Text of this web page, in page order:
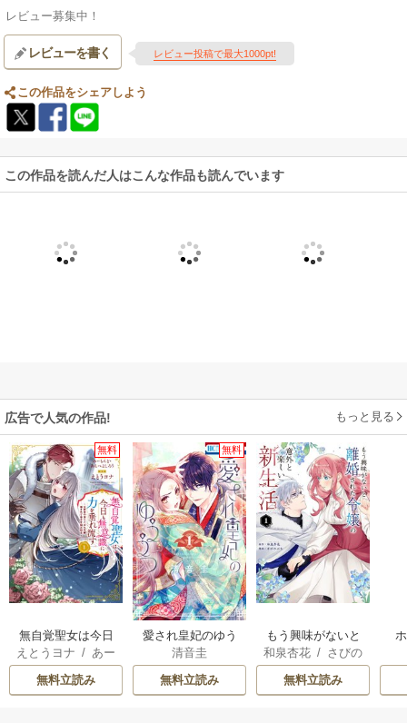
レビュー募集中！
レビューを書く レビュー投稿で最大1000pt!
この作品をシェアしよう
この作品を読んだ人はこんな作品も読んでいます
広告で人気の作品! もっと見る
無料
無自覚聖女は今日
も無意識に力を垂
れ流す ～公爵家
の落ちこぼれ令
えとうヨナ /あー
もんど/ あんべよ
しろう
無料立読み
無料
愛され皇妃のゆう
うつ
清音圭
無料立読み
もう興味がないと
離婚された令嬢の
意外と楽しい新生
活
和泉杏花 / さびの
ぶち
無料立読み